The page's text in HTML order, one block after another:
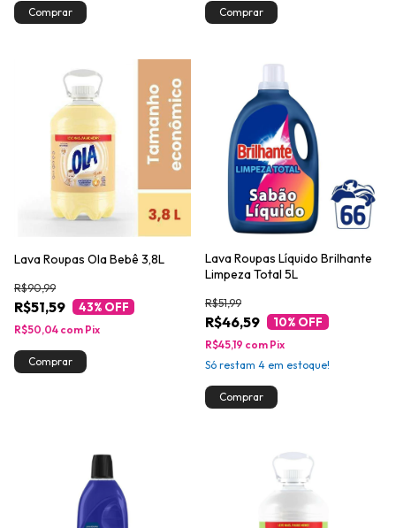
Lava Roupas Ola Bebê 3,8L
R$51,59
R$90,99
43% OFF
R$50,04 com Pix
Lava Roupas Líquido Brilhante
Limpeza Total 5L
R$46,59
R$51,99
10% OFF
R$45,19 com Pix
Só restam 4 em estoque!